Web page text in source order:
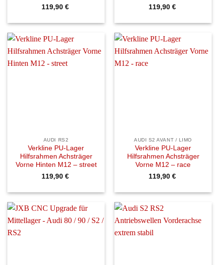
119,90 €
119,90 €
AUDI RS2
Verkline PU-Lager
Hilfsrahmen Achsträger
Vorne Hinten M12 – street
119,90 €
AUDI S2 AVANT / LIMO
Verkline PU-Lager
Hilfsrahmen Achsträger
Vorne M12 – race
119,90 €